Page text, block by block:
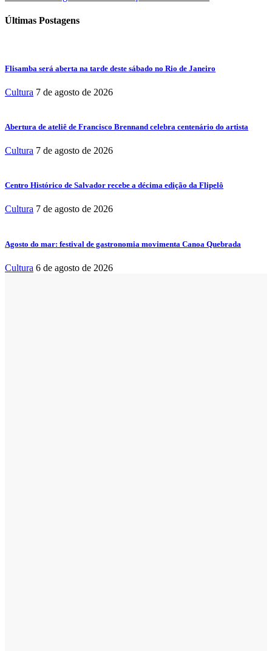
Últimas Postagens
Flisamba será aberta na tarde deste sábado no Rio de Janeiro
Cultura 7 de agosto de 2026
Abertura de ateliê de Francisco Brennand celebra centenário do artista
Cultura 7 de agosto de 2026
Centro Histórico de Salvador recebe a décima edição da Flipelô
Cultura 7 de agosto de 2026
Agosto do mar: festival de gastronomia movimenta Canoa Quebrada
Cultura 6 de agosto de 2026